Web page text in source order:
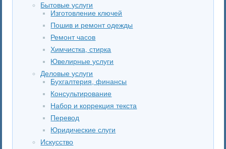
Бытовые услуги
Изготовление ключей
Пошив и ремонт одежды
Ремонт часов
Химчистка, стирка
Ювелирные услуги
Деловые услуги
Бухгалтерия, финансы
Консультирование
Набор и коррекция текста
Перевод
Юридические слуги
Искусство